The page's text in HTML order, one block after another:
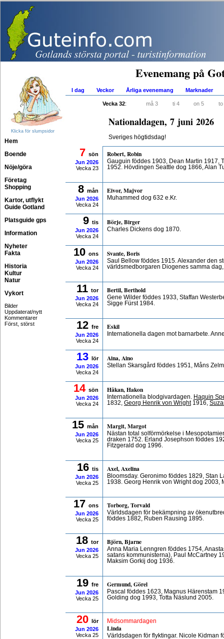
Klicka för slumpsidor
Hem
Boende
Nöje/göra
Företag
Shopping
Kartor, utflykt
Guide Gotland
Platsguide gps
Information
Nyheter
Fakta
Historia
Kultur
Natur
Vykort
Bilder
Uppdaterat/nytt
Kommentarer
Först, störst
Evenemang på
I dag Veckor Årliga evenemang Marknader
Vecka 32: må 3 ti 4 on 5 to
Nationaldagen, 7 juni 2026
Sveriges högtidsdag!
7 sön
Jun 2026
Vecka 23
Robert, Robin
Gauguin föddes 1903, Dean Martin 1917,
1952. Hövdingen Seattle dog 1866, Alan
8 mån
Jun 2026
Vecka 24
Eivor, Majvor
Muhammed dog 632 e.Kr.
9 tis
Jun 2026
Vecka 24
Börje, Birger
Charles Dickens dog 1870.
10 ons
Jun 2026
Vecka 24
Svante, Boris
Saul Bellow föddes 1915. Alexander den
världsmedborgaren Diogenes samma
11 tor
Jun 2026
Vecka 24
Bertil, Berthold
Gene Wilder föddes 1933, Staffan
Sigge Fürst 1984.
12 fre
Jun 2026
Vecka 24
Eskil
Internationella dagen mot barnarbete.
13 lör
Jun 2026
Vecka 24
Aina, Aino
Stellan Skarsgård föddes 1951, Måns
14 sön
Jun 2026
Vecka 24
Håkan, Hakon
Internationella blodgivardagen.
Haquin
1832, Georg Henrik von Wright1916,
15 mån
Jun 2026
Vecka 25
Margit, Margot
Nästan total solförmörkelse i
draken 1752. Erland Josephson föddes
Fitzgerald dog 1996.
16 tis
Jun 2026
Vecka 25
Axel, Axelina
Bloomsday. Geronimo föddes 1829, Stan
1938. Georg Henrik von Wright dog 2003,
17 ons
Jun 2026
Vecka 25
Torborg, Torvald
Världsdagen för bekämpning av
föddes 1882, Ruben Rausing 1895.
18 tor
Jun 2026
Vecka 25
Björn, Bjarne
Anna Maria Lenngren föddes 1754,
satans kommunisterna), Paul McCartney
Maksim Gorkij dog 1936.
19 fre
Jun 2026
Vecka 25
Germund, Görel
Pascal föddes 1623, Magnus Härenstam
Golding dog 1993, Totta Näslund 2005.
20 lör
Jun 2026
Vecka 25
Midsommardagen
Linda
Världsdagen för flyktingar. Nicole Kidman